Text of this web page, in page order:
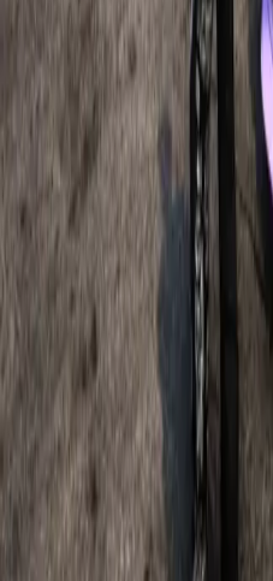
Comunidade
Marketplace
Todos os Produtos
Scripts Premium
Clube VIP
Ajuda & Suporte
Central no Discord
Termos de Uso
Termos de Licença
Privacidade
Política de Reembolso
Contato